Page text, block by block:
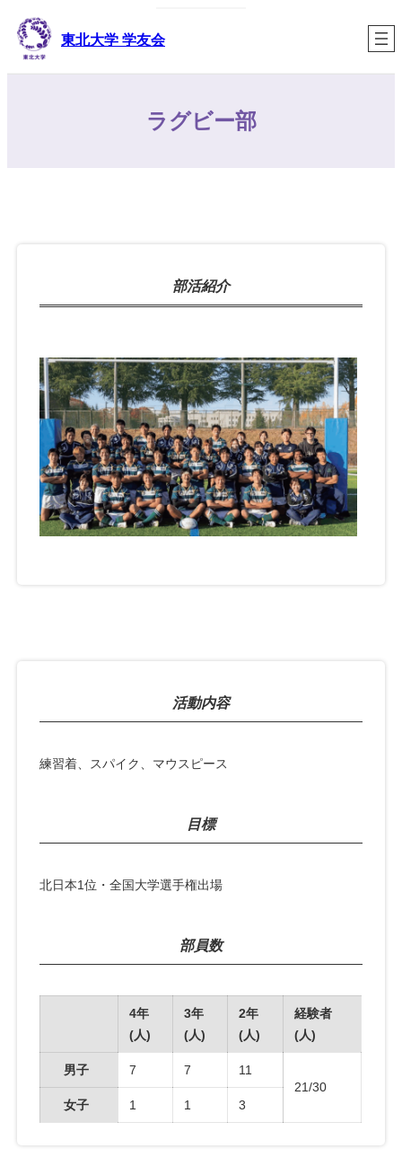
容
東北大学 学友会
ラグビー部
部活紹介
活動内容
練習着、スパイク、マウスピース
目標
北日本1位・全国大学選手権出場
部員数
4年
(人)
3年
(人)
2年
(人)
経験者
(人)
男子 7 7
11
21/30
女子
1 1 3